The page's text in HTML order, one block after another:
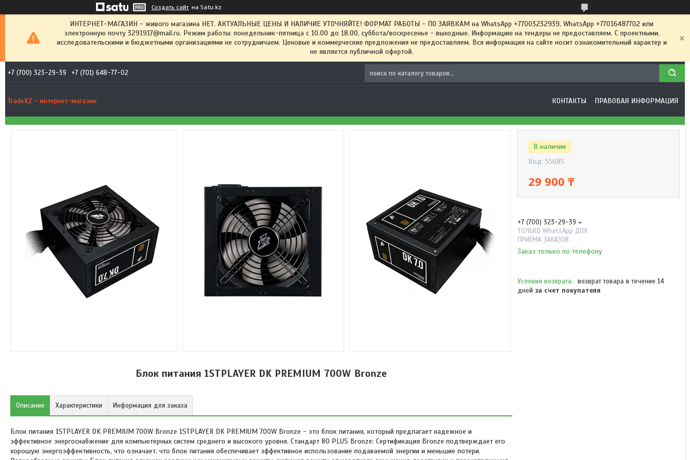
Создать сайт на Satu.kz
ИНТЕРНЕТ-МАГАЗИН - живого магазина НЕТ. АКТУАЛЬНЫЕ ЦЕНЫ И НАЛИЧИЕ УТОЧНЯЙТЕ! ФОРМАТ РАБОТЫ - ПО ЗАЯВКАМ на WhatsApp +77003232939, WhatsApp +77016487702 или
электронную почту 3291917@mail.ru. Режим работы: понедельник-пятница с 10.00 до 18.00, суббота/воскресенье - выходные. Информацию на тендеры не предоставляем. С проектными,
исследовательскими и бюджетными организациями не сотрудничаем. Ценовые и коммерческие предложения не предоставляем. Вся информация на сайте носит ознакомительный характер и
не является публичной офертой.
+7 (700) 323-29-39 +7 (701) 648-77-02
TradeKZ - интернет-магазин КОНТАКТЫ ПРАВОВАЯ ИНФОРМАЦИЯ
Блок питания 1STPLAYER DK PREMIUM 700W Bronze
Описание Характеристики Информация для заказа
Блок питания 1STPLAYER DK PREMIUM 700W Bronze 1STPLAYER DK PREMIUM 700W Bronze - это блок питания, который предлагает надежное и
эффективное энергоснабжение для компьютерных систем среднего и высокого уровня. Стандарт 80 PLUS Bronze: Сертификация Bronze подтверждает его
хорошую энергоэффективность, что означает, что блок питания обеспечивает эффективное использование подаваемой энергии и меньшие потери.
В наличии
Код: 55685
29 900 ₸
+7 (700) 323-29-39
ТОЛЬКО WhatsApp ДЛЯ
ПРИЕМА ЗАКАЗОВ
Заказ только по телефону
возврат товара в течение 14
дней за счет покупателя